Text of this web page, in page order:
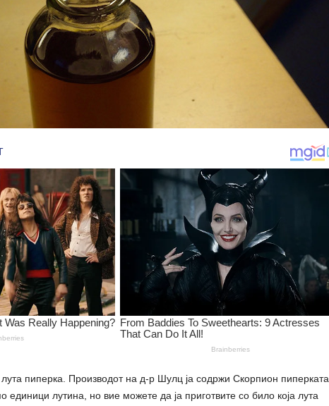
пиперка. Производот на д-р Шулц ја содржи Скорпион пиперката
единици лутина, но вие можете да ја приготвите со било која лута